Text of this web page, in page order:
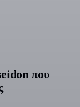
που